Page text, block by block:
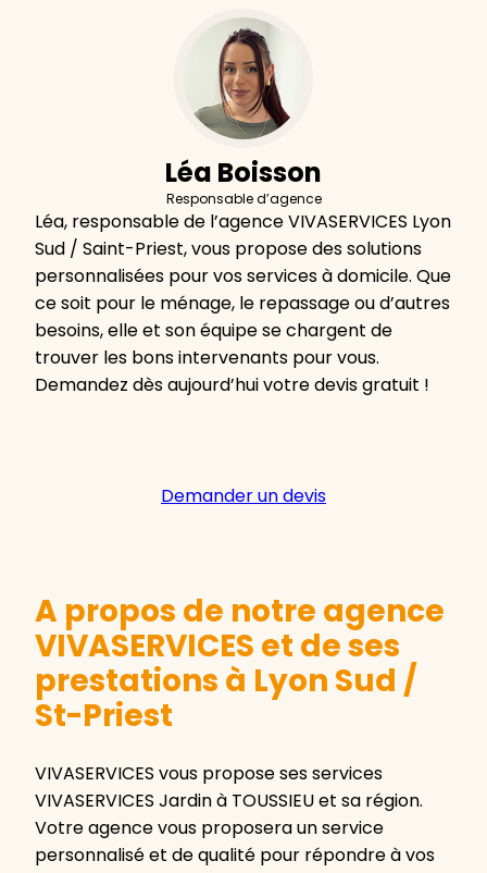
Léa Boisson
Responsable d’agence
Léa, responsable de l’agence VIVASERVICES Lyon
Sud / Saint-Priest, vous propose des solutions
personnalisées pour vos services à domicile. Que
ce soit pour le ménage, le repassage ou d’autres
besoins, elle et son équipe se chargent de
trouver les bons intervenants pour vous.
Demandez dès aujourd’hui votre devis gratuit !
Demander un devis
A propos de notre agence
VIVASERVICES et de ses
prestations à Lyon Sud /
St-Priest
VIVASERVICES vous propose ses services
VIVASERVICES Jardin à TOUSSIEU et sa région.
Votre agence vous proposera un service
personnalisé et de qualité pour répondre à vos